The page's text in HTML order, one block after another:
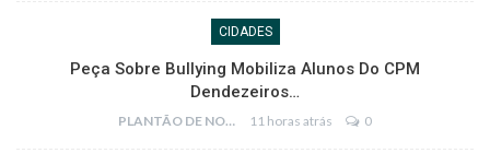
CIDADES
Peça Sobre Bullying Mobiliza Alunos Do CPM
Dendezeiros…
PLANTÃO DE NOTÍCIAS 11 horas atrás 0